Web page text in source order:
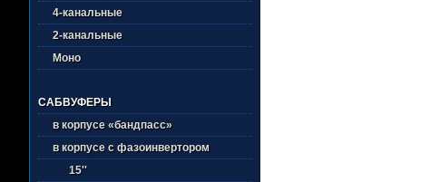
4-канальные
2-канальные
Моно
САБВУФЕРЫ
в корпусе «бандпасс»
в корпусе с фазоинвертором
15''